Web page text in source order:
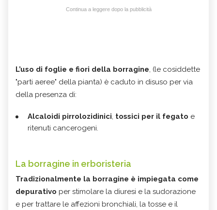
Continua a leggere dopo la pubblicità
L’uso di foglie e fiori della borragine, (le cosiddette
"parti aeree" della pianta) è caduto in disuso per via
della presenza di:
Alcaloidi pirrolozidinici, tossici per il fegato e
ritenuti cancerogeni.
La borragine in erboristeria
Tradizionalmente la borragine è impiegata come
depurativo per stimolare la diuresi e la sudorazione
e per trattare le affezioni bronchiali, la tosse e il